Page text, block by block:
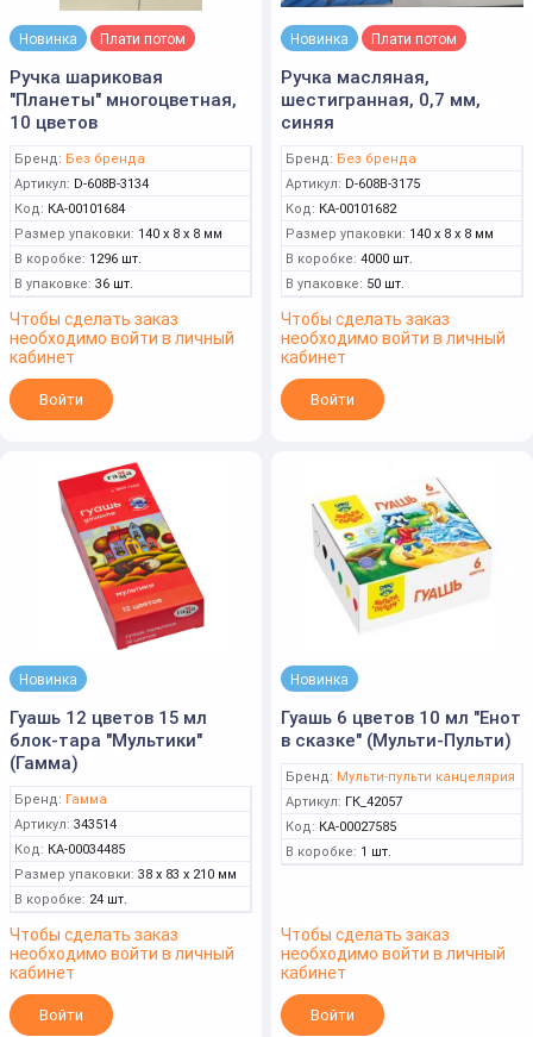
Новинка Плати потом
Ручка шариковая
"Планеты" многоцветная,
10 цветов
Бренд: Без бренда
Артикул: D-608B-3134
Код: КА-00101684
Размер упаковки: 140 x 8 x 8 мм
В коробке: 1296 шт.
В упаковке: 36 шт.
Чтобы сделать заказ
необходимо войти в личный
кабинет
Войти
Новинка Плати потом
Ручка масляная,
шестигранная, 0,7 мм,
синяя
Бренд: Без бренда
Артикул: D-608B-3175
Код: КА-00101682
Размер упаковки: 140 x 8 x 8 мм
В коробке: 4000 шт.
В упаковке: 50 шт.
Чтобы сделать заказ
необходимо войти в личный
кабинет
Войти
Новинка
Гуашь 12 цветов 15 мл
блок-тара "Мультики"
(Гамма)
Бренд: Гамма
Артикул: 343514
Код: КА-00034485
Размер упаковки: 38 x 83 x 210 мм
В коробке: 24 шт.
Чтобы сделать заказ
необходимо войти в личный
кабинет
Войти
Новинка
Гуашь 6 цветов 10 мл "Енот
в сказке" (Мульти-Пульти)
Бренд: Мульти-пульти канцелярия
Артикул: ГК_42057
Код: КА-00027585
В коробке: 1 шт.
Чтобы сделать заказ
необходимо войти в личный
кабинет
Войти